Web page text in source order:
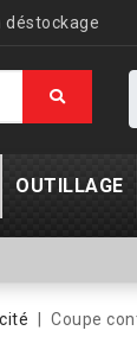
déstockage
OUTILLAGE
Coupe